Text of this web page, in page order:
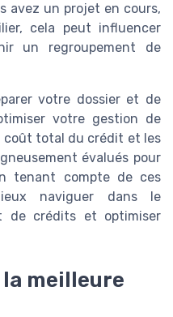
avez un projet en cours,
cela peut influencer
un regroupement de
votre dossier et de
votre gestion de
coût total du crédit et les
évalués pour
tenant compte de ces
naviguer dans le
de crédits et optimiser
meilleure